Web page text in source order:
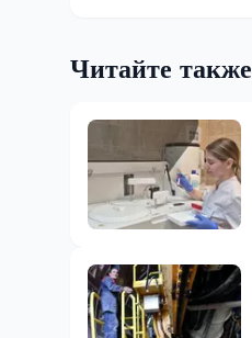
Читайте также